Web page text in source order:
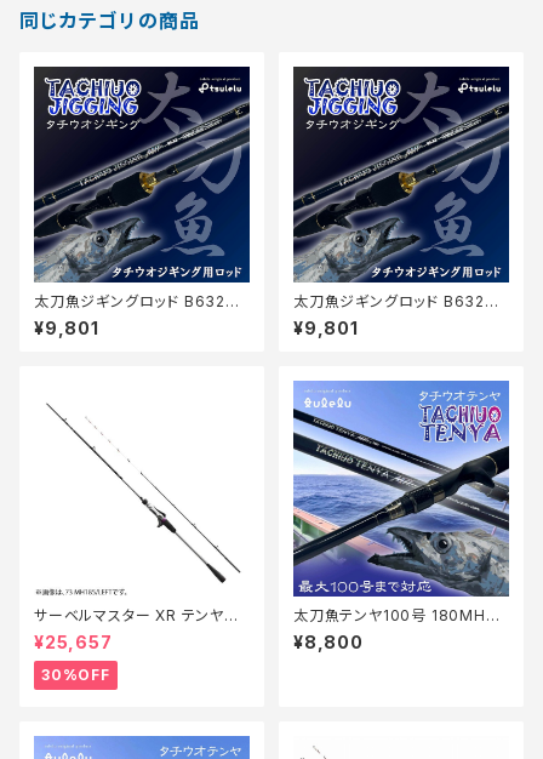
同じカテゴリの商品
太刀魚ジギングロッド B632M
H+マットブルー
¥9,801
太刀魚ジギングロッド B632M
H+マットブラック
¥9,801
サーベルマスター XR テンヤ
73MH 185R【特価ロッド】【30】
¥25,657
30%OFF
太刀魚テンヤ100号 180MH+
マットブルー
¥8,800